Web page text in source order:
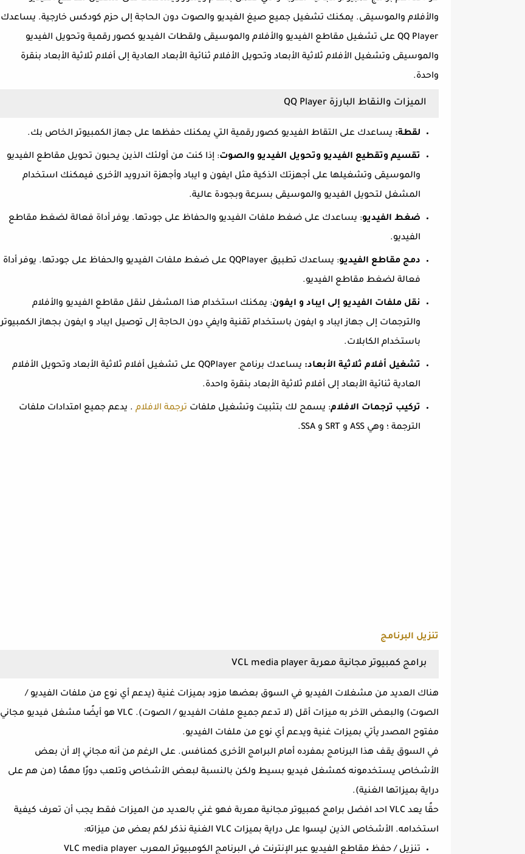
والأفلام والموسيقى. يمكنك تشغيل جميع صيغ الفيديو والصوت دون الحاجة إلى حزم كودكس خارجية. يساعدك
QQ Player على تشغيل مقاطع الفيديو والأفلام والموسيقى ولقطات الفيديو كصور رقمية وتحويل الفيديو
والموسيقى وتشغيل الأفلام ثلاثية الأبعاد وتحويل الأفلام ثنائية الأبعاد العادية إلى أفلام ثلاثية الأبعاد بنقرة
واحدة.
الميزات والنقاط البارزة QQ Player
لقطة: يساعدك على التقاط الفيديو كصور رقمية التي يمكنك حفظها على جهاز الكمبيوتر الخاص بك.
تقسيم وتقطيع الفيديو وتحويل الفيديو والصوت: إذا كنت من أولئك الذين يحبون تحويل مقاطع الفيديو
والموسيقى وتشغيلها على أجهزتك الذكية مثل ايفون و ايباد وأجهزة اندرويد الأخرى فيمكنك استخدام
المشغل لتحويل الفيديو والموسيقى بسرعة وبجودة عالية.
ضغط الفيديو: يساعدك على ضغط ملفات الفيديو والحفاظ على جودتها. يوفر أداة فعالة لضغط مقاطع
الفيديو.
دمج مقاطع الفيديو
: يساعدك تطبيق QQPlayer على ضغط ملفات الفيديو والحفاظ على جودتها. يوفر أداة
فعالة لضغط مقاطع الفيديو.
نقل ملفات الفيديو إلى ايباد و ايفون: يمكنك استخدام هذا المشغل لنقل مقاطع الفيديو والأفلام
والترجمات إلى جهاز ايباد و ايفون باستخدام تقنية وايفي دون الحاجة إلى توصيل ايباد و ايفون بجهاز الكمبيوتر
باستخدام الكابلات.
تشغيل أفلام ثلاثية الأبعاد:
يساعدك برنامج QQPlayer على تشغيل أفلام ثلاثية الأبعاد وتحويل الأفلام
العادية ثنائية الأبعاد إلى أفلام ثلاثية الأبعاد بنقرة واحدة.
تركيب ترجمات الافلام: يسمح لك بتثبيت وتشغيل ملفات ترجمة الافلام . يدعم جميع امتدادات ملفات
الترجمة ؛ وهي ASS و SRT و SSA.
تنزيل البرنامج
برامج كمبيوتر مجانية معربة VCL media player
هناك العديد من مشغلات الفيديو في السوق بعضها مزود بميزات غنية (يدعم أي نوع من ملفات الفيديو /
الصوت) والبعض الآخر به ميزات أقل (لا تدعم جميع ملفات الفيديو / الصوت). VLC هو أيضًا مشغل فيديو مجاني
مفتوح المصدر يأتي بميزات غنية ويدعم أي نوع من ملفات الفيديو.
في السوق يقف هذا البرنامج بمفرده أمام البرامج الأخرى كمنافس. على الرغم من أنه مجاني إلا أن بعض
الأشخاص يستخدمونه كمشغل فيديو بسيط ولكن بالنسبة لبعض الأشخاص وتلعب دورًا مهمًا (من هم على
دراية بميزاتها الغنية).
حقًا يعد VLC احد افضل برامج كمبيوتر مجانية معربة فهو غني بالعديد من الميزات فقط يجب أن تعرف كيفية
استخدامه. الأشخاص الذين ليسوا على دراية بميزات VLC الغنية نذكر لكم بعض من ميزاته:
تنزيل / حفظ مقاطع الفيديو عبر الإنترنت في البرنامج الكومبيوتر المعرب VLC media player